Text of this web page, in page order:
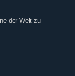
der Welt zu